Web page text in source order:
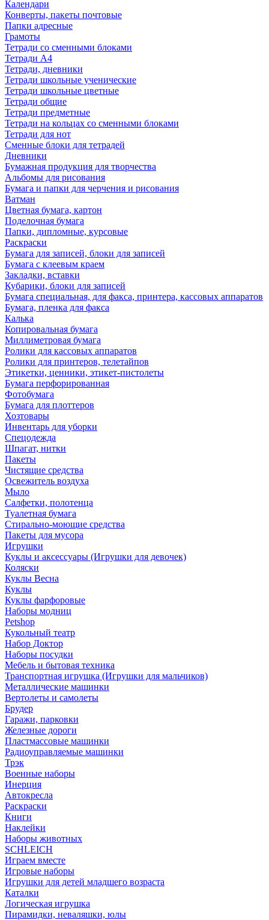
Календари
Конверты, пакеты почтовые
Папки адресные
Грамоты
Тетради со сменными блоками
Тетради А4
Тетради, дневники
Тетради школьные ученические
Тетради школьные цветные
Тетради общие
Тетради предметные
Тетради на кольцах со сменными блоками
Тетради для нот
Сменные блоки для тетрадей
Дневники
Бумажная продукция для творчества
Альбомы для рисования
Бумага и папки для черчения и рисования
Ватман
Цветная бумага, картон
Поделочная бумага
Папки, дипломные, курсовые
Раскраски
Бумага для записей, блоки для записей
Бумага с клеевым краем
Закладки, вставки
Кубарики, блоки для записей
Бумага специальная, для факса, принтера, кассовых аппаратов
Бумага, пленка для факса
Калька
Копировальная бумага
Миллиметровая бумага
Ролики для кассовых аппаратов
Ролики для принтеров, телетайпов
Этикетки, ценники, этикет-пистолеты
Бумага перфорированная
Фотобумага
Бумага для плоттеров
Хозтовары
Инвентарь для уборки
Спецодежда
Шпагат, нитки
Пакеты
Чистящие средства
Освежитель воздуха
Мыло
Салфетки, полотенца
Туалетная бумага
Стирально-моющие средства
Пакеты для мусора
Игрушки
Куклы и аксессуары (Игрушки для девочек)
Коляски
Куклы Весна
Куклы
Куклы фарфоровые
Наборы модниц
Petshop
Кукольный театр
Набор Доктор
Наборы посудки
Мебель и бытовая техника
Транспортная игрушка (Игрушки для мальчиков)
Металлические машинки
Вертолеты и самолеты
Брудер
Гаражи, парковки
Железные дороги
Пластмассовые машинки
Радиоуправляемые машинки
Трэк
Военные наборы
Инерция
Автокресла
Раскраски
Книги
Наклейки
Наборы животных
SCHLEICH
Играем вместе
Игровые наборы
Игрушки для детей младшего возраста
Каталки
Логическая игрушка
Пирамидки, неваляшки, юлы